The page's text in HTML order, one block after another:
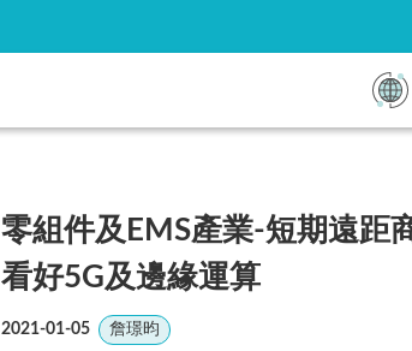
零組件及EMS產業-短期遠距
看好5G及邊緣運算
2021-01-05 詹璟昀